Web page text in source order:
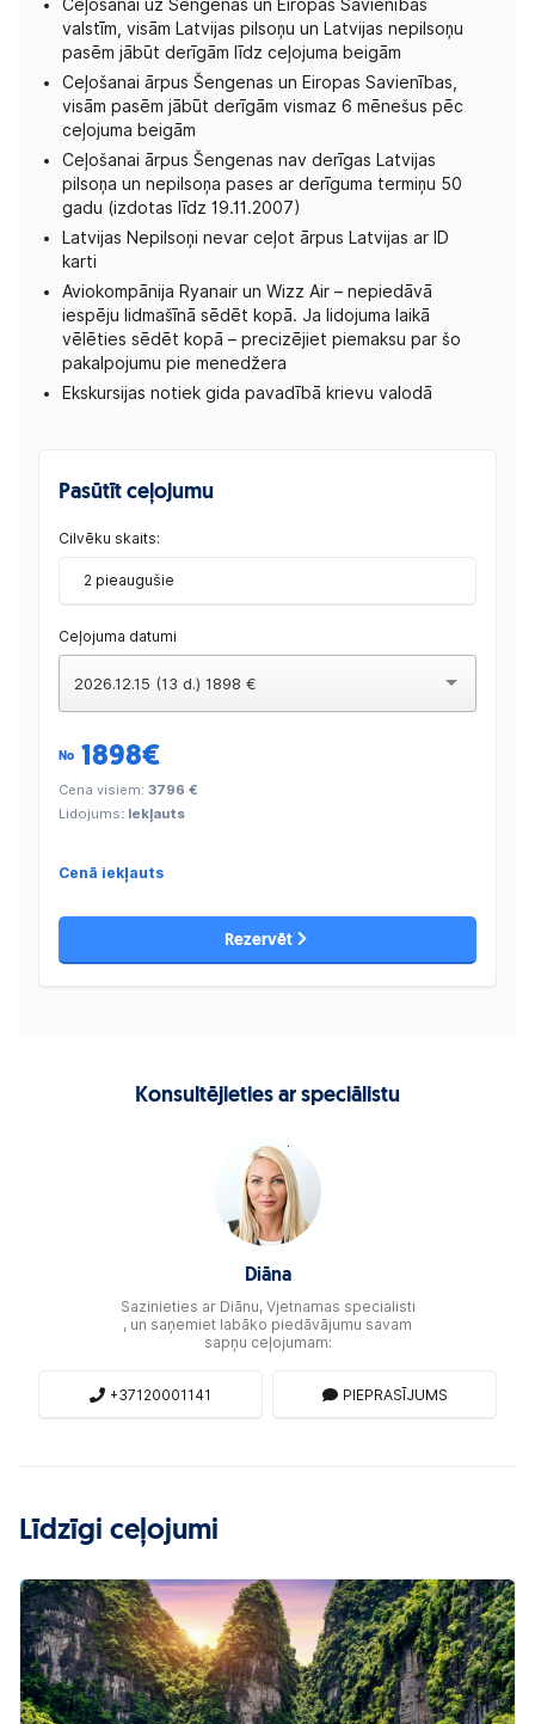
Ceļošanai uz Šengenas un Eiropas Savienības
valstīm, visām Latvijas pilsoņu un Latvijas nepilsoņu
pasēm jābūt derīgām līdz ceļojuma beigām
Ceļošanai ārpus Šengenas un Eiropas Savienības,
visām pasēm jābūt derīgām vismaz 6 mēnešus pēc
ceļojuma beigām
Ceļošanai ārpus Šengenas nav derīgas Latvijas
pilsoņa un nepilsoņa pases ar derīguma termiņu 50
gadu (izdotas līdz 19.11.2007)
Latvijas Nepilsoņi nevar ceļot ārpus Latvijas ar ID
karti
Aviokompānija Ryanair un Wizz Air – nepiedāvā
iespēju lidmašīnā sēdēt kopā. Ja lidojuma laikā
vēlēties sēdēt kopā – precizējiet piemaksu par šo
pakalpojumu pie menedžera
Ekskursijas notiek gida pavadībā krievu valodā
Pasūtīt ceļojumu
Cilvēku skaits:
2 pieaugušie
Ceļojuma datumi
2026.12.15 (13 d.) 1898 €
No 1898€
Cena visiem: 3796 €
Lidojums: Iekļauts
Cenā iekļauts
Rezervēt
Konsultējieties ar speciālistu
Diāna
Sazinieties ar Diānu, Vjetnamas specialisti
, un saņemiet labāko piedāvājumu savam
sapņu ceļojumam:
+37120001141 PIEPRASĪJUMS
Līdzīgi ceļojumi